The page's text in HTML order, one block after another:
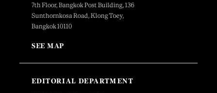
7th Floor, Bangkok Post Building, 136
Sunthornkosa Road, Klong Toey,
Bangkok 10110
SEE MAP
EDITORIAL DEPARTMENT